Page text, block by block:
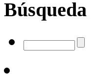
Búsqueda